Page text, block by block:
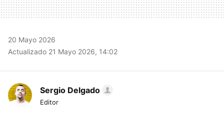
20 Mayo 2026
Actualizado 21 Mayo 2026, 14:02
Sergio Delgado
Editor